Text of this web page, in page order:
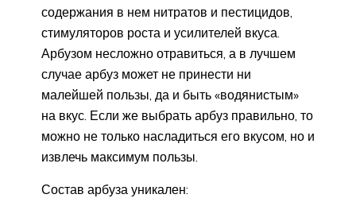
содержания в нем нитратов и пестицидов,
стимуляторов роста и усилителей вкуса.
Арбузом несложно отравиться, а в лучшем
случае арбуз может не принести ни
малейшей пользы, да и быть «водянистым»
на вкус. Если же выбрать арбуз правильно, то
можно не только насладиться его вкусом, но и
извлечь максимум пользы.
Состав арбуза уникален: